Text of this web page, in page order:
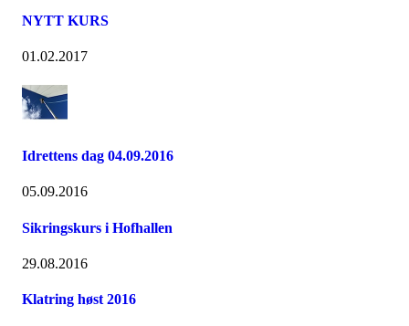
NYTT KURS
01.02.2017
Idrettens dag 04.09.2016
05.09.2016
Sikringskurs i Hofhallen
29.08.2016
Klatring høst 2016